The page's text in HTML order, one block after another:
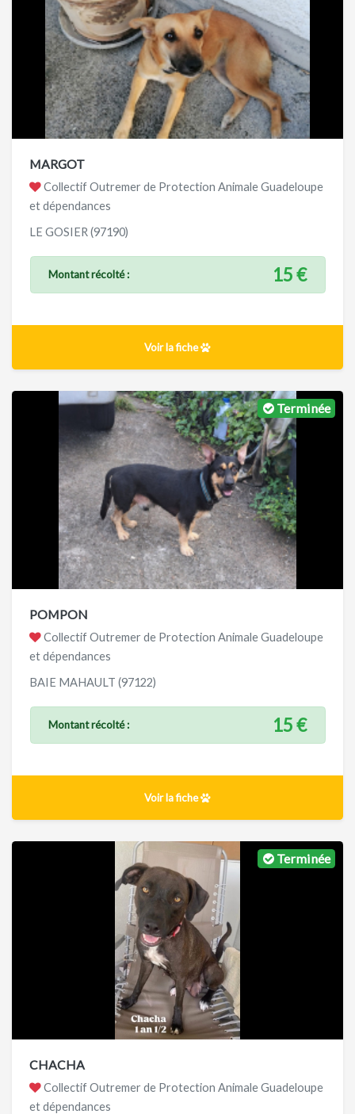
MARGOT
Collectif Outremer de Protection Animale Guadeloupe
et dépendances
LE GOSIER (97190)
Montant récolté : 15 €
Voir la fiche
Terminée
POMPON
Collectif Outremer de Protection Animale Guadeloupe
et dépendances
BAIE MAHAULT (97122)
Montant récolté : 15 €
Voir la fiche
Terminée
CHACHA
Collectif Outremer de Protection Animale Guadeloupe
et dépendances